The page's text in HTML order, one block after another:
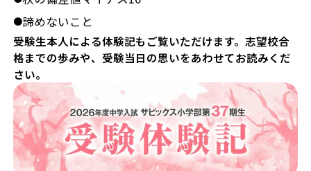
●諦めないこと
受験生本人による体験記もご覧いただけます。志望校合
格までの歩みや、受験当日の思いをあわせてお読みくだ
さい。